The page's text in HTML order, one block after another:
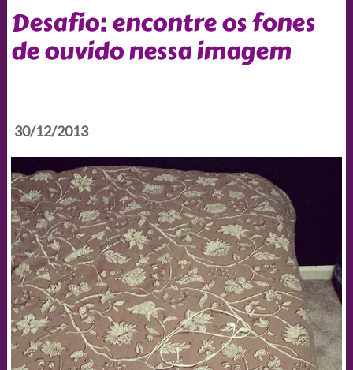
Desafio: encontre os fones
de ouvido nessa imagem
30/12/2013